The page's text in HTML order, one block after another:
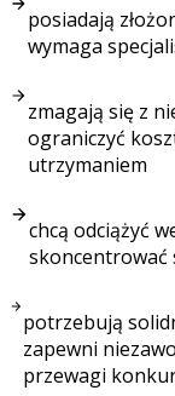
posiadają
wymaga
zmagają się z
ograniczyć
utrzymaniem
chcą odciążyć
skoncentrować
potrzebują
zapewni
przewagi